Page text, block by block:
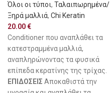
Όλοι οι τύποι, Ταλαιπωρημένα/
Ξηρά μαλλιά, Chi Keratin
20.00€
Conditioner που αναπλάθει τα
κατεστραμμένα μαλλιά,
αναπληρώνοντας τα φυσικά
επίπεδα κερατίνης της τρίχας.
ΕΠΙΔΟΣΕΙΣ Αποκαθιστά την